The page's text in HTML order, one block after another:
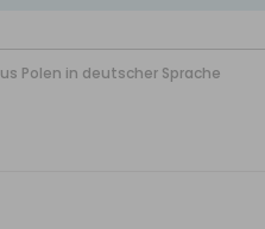
Polen in deutscher Sprache